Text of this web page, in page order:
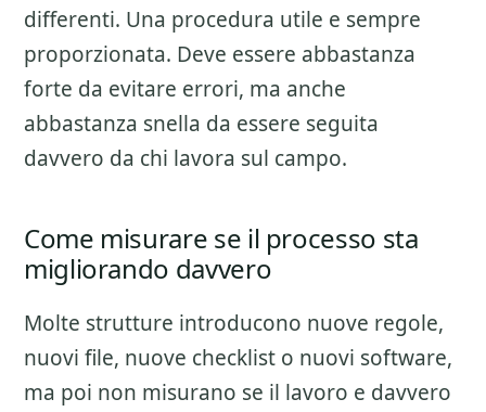
differenti. Una procedura utile e sempre
proporzionata. Deve essere abbastanza
forte da evitare errori, ma anche
abbastanza snella da essere seguita
davvero da chi lavora sul campo.
Come misurare se il processo sta
migliorando davvero
Molte strutture introducono nuove regole,
nuovi file, nuove checklist o nuovi software,
ma poi non misurano se il lavoro e davvero